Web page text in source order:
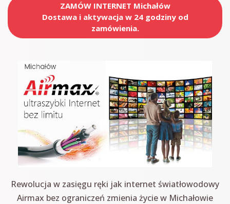
ZAMÓW INTERNET Michałów
Dostawa i aktywacja w 24 godziny od
zamówienia.
Rewolucja w zasięgu ręki jak internet światłowodowy
Airmax bez ograniczeń zmienia życie w Michałowie